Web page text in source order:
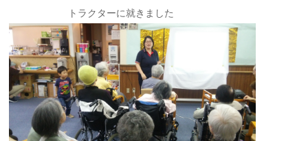
トラクターに就きました